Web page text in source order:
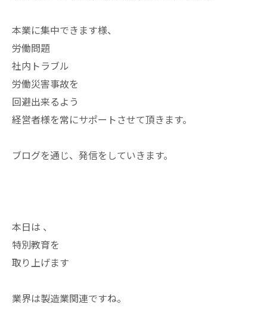
本業に集中できます様、
労働問題
社内トラブル
労働災害事故を
回避出来るよう
経営者様を常にサポートさせて頂きます。
ブログを通じ、発信をしていきます。
本日は 、
特別教育を
取り上げます
業界は製造業関連ですね。